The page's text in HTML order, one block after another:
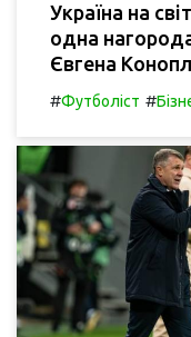
Україна на
одна
Євгена
#Футболіст #